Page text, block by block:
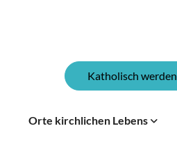
Katholisch werden
Orte kirchlichen Lebens